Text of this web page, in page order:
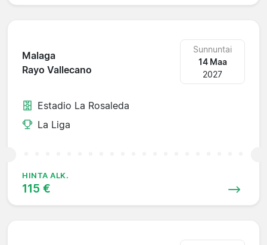
Malaga
Rayo Vallecano
Sunnuntai
14 Maa
2027
Estadio La Rosaleda
La Liga
HINTA ALK.
115 €